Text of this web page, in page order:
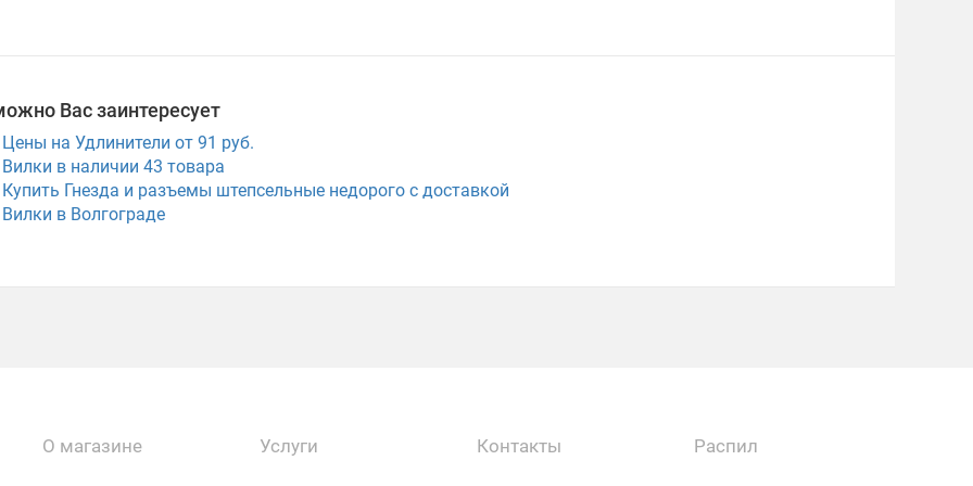
Вас заинтересует
Цены на Удлинители от 91 руб.
Вилки в наличии 43 товара
Купить Гнезда и разъемы штепсельные недорого с доставкой
Вилки в Волгограде
О магазине Услуги Контакты Распил